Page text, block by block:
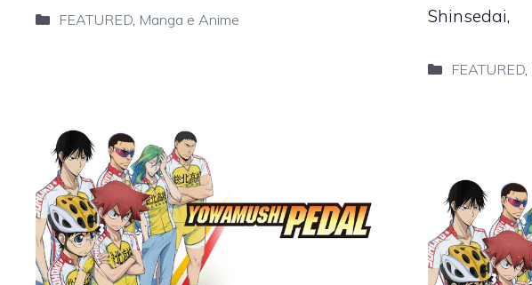
Categorie
FEATURED, Manga e Anime
Shinsedai,
Categorie
FEATURED,